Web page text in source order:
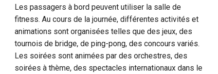
Les passagers à bord peuvent utiliser la salle de
fitness. Au cours de la journée, différentes activités et
animations sont organisées telles que des jeux, des
tournois de bridge, de ping-pong, des concours variés.
Les soirées sont animées par des orchestres, des
soirées à thème, des spectacles internationaux dans le